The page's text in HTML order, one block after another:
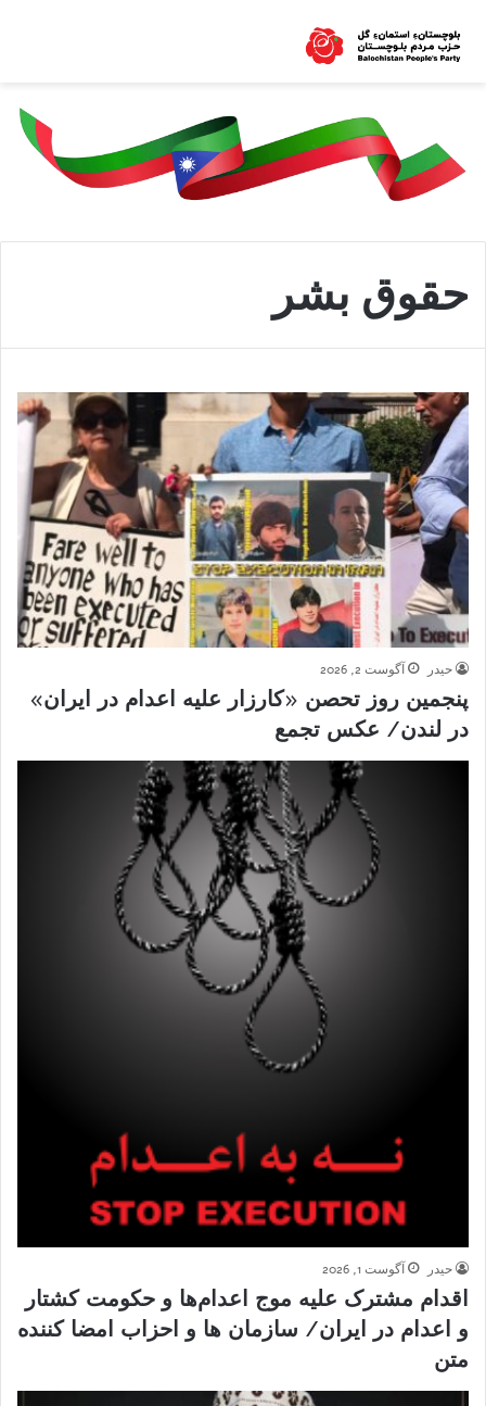
حقوق بشر
حیدر آگوست 2, 2026
پنجمین روز تحصن «کارزار علیه اعدام در ایران»
در لندن/ عکس تجمع
حیدر آگوست 1, 2026
اقدام مشترک علیه موج اعدام‌ها و حکومت کشتار
و اعدام در ایران/ سازمان ها و احزاب امضا کننده
متن